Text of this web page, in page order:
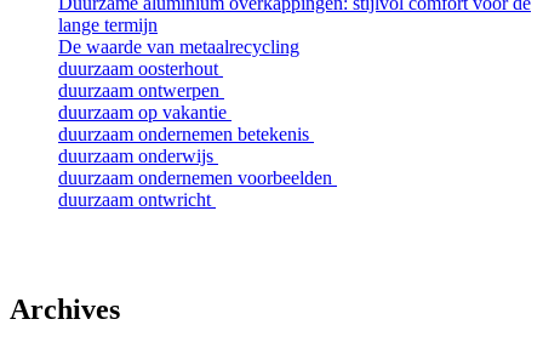
lange termijn
De waarde van metaalrecycling
duurzaam oosterhout
duurzaam ontwerpen
duurzaam op vakantie
duurzaam ondernemen betekenis
duurzaam onderwijs
duurzaam ondernemen voorbeelden
duurzaam ontwricht
Archives